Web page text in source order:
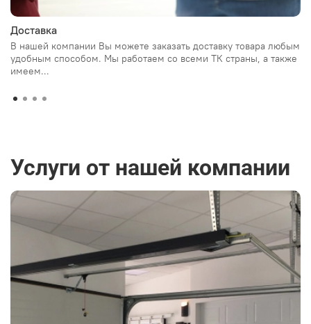
Доставка
В нашей компании Вы можете заказать доставку товара любым
удобным способом. Мы работаем со всеми ТК страны, а также
имеем...
Услуги от нашей компании